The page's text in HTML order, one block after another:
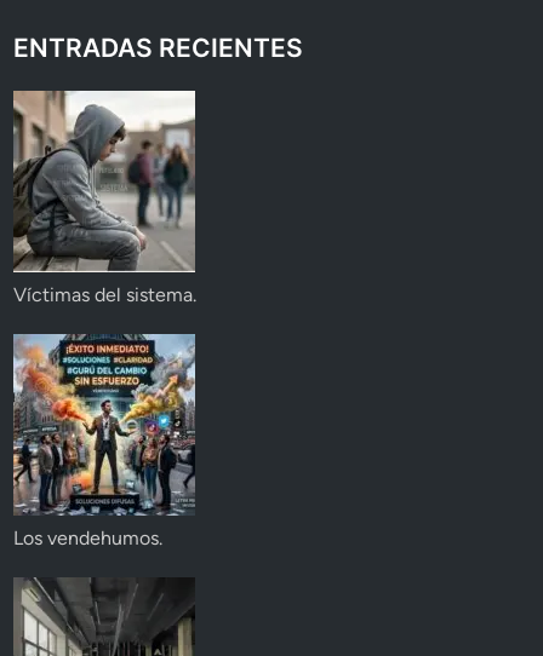
ENTRADAS RECIENTES
Víctimas del sistema.
Los vendehumos.